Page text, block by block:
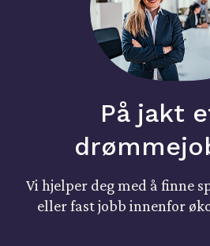
På jakt
Vi hjelper deg med å finne
eller fast jobb innenfor